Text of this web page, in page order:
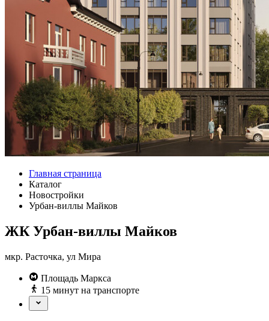
Главная страница
Каталог
Новостройки
Урбан-виллы Майков
ЖК Урбан-виллы Майков
мкр. Расточка, ул Мира
Площадь Маркса
15 минут на транспорте